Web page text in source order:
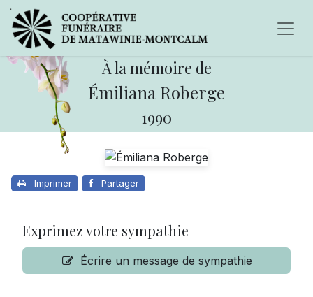
À la mémoire de
Émiliana Roberge
1990
Imprimer Partager
Exprimez votre sympathie
Écrire un message de sympathie